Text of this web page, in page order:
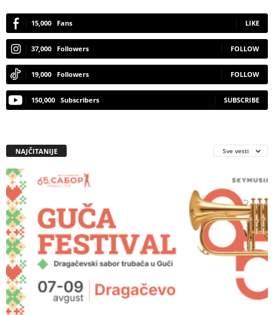
15,000 Fans LIKE
37,000 Followers FOLLOW
19,000 Followers FOLLOW
150,000 Subscribers SUBSCRIBE
NAJČITANIJE Sve vesti